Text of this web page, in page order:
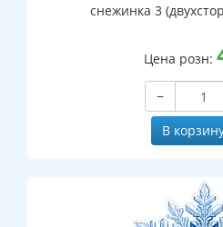
снежинка 3
Цена розн:
−
В